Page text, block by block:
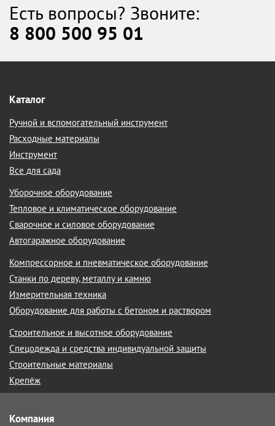
Есть вопросы? Звоните:
8 800 500 95 01
Каталог
Ручной и вспомогательный инструмент
Расходные материалы
Инструмент
Все для сада
Уборочное оборудование
Тепловое и климатическое оборудование
Сварочное и силовое оборудование
Автогаражное оборудование
Компрессорное и пневматическое оборудование
Станки по дереву, металлу и камню
Измерительная техника
Оборудование для работы с бетоном и раствором
Строительное и высотное оборудование
Спецодежда и средства индивидуальной защиты
Строительные материалы
Крепёж
Компания